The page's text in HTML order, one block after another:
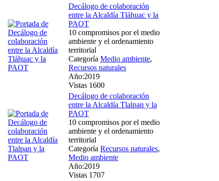
Decálogo de colaboración
entre la Alcaldía Tláhuac y la
PAOT
10 compromisos por el medio
ambiente y el ordenamiento
territorial
Categoría Medio ambiente,
Recursos naturales
Año:2019
Vistas 1600
Decálogo de colaboración
entre la Alcaldía Tlalpan y la
PAOT
10 compromisos por el medio
ambiente y el ordenamiento
territorial
Categoría Recursos naturales,
Medio ambiente
Año:2019
Vistas 1707